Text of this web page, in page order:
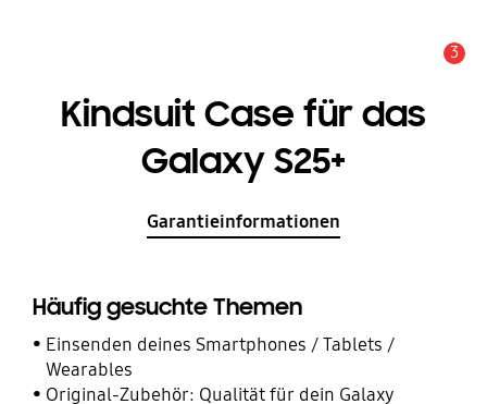
3
Kindsuit Case für das
Galaxy S25+
Garantieinformationen
Häufig gesuchte Themen
Einsenden deines Smartphones / Tablets /
Wearables
Original-Zubehör: Qualität für dein Galaxy